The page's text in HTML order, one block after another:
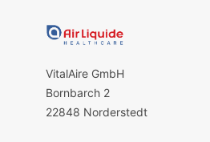
VitalAire GmbH
Bornbarch 2
22848 Norderstedt